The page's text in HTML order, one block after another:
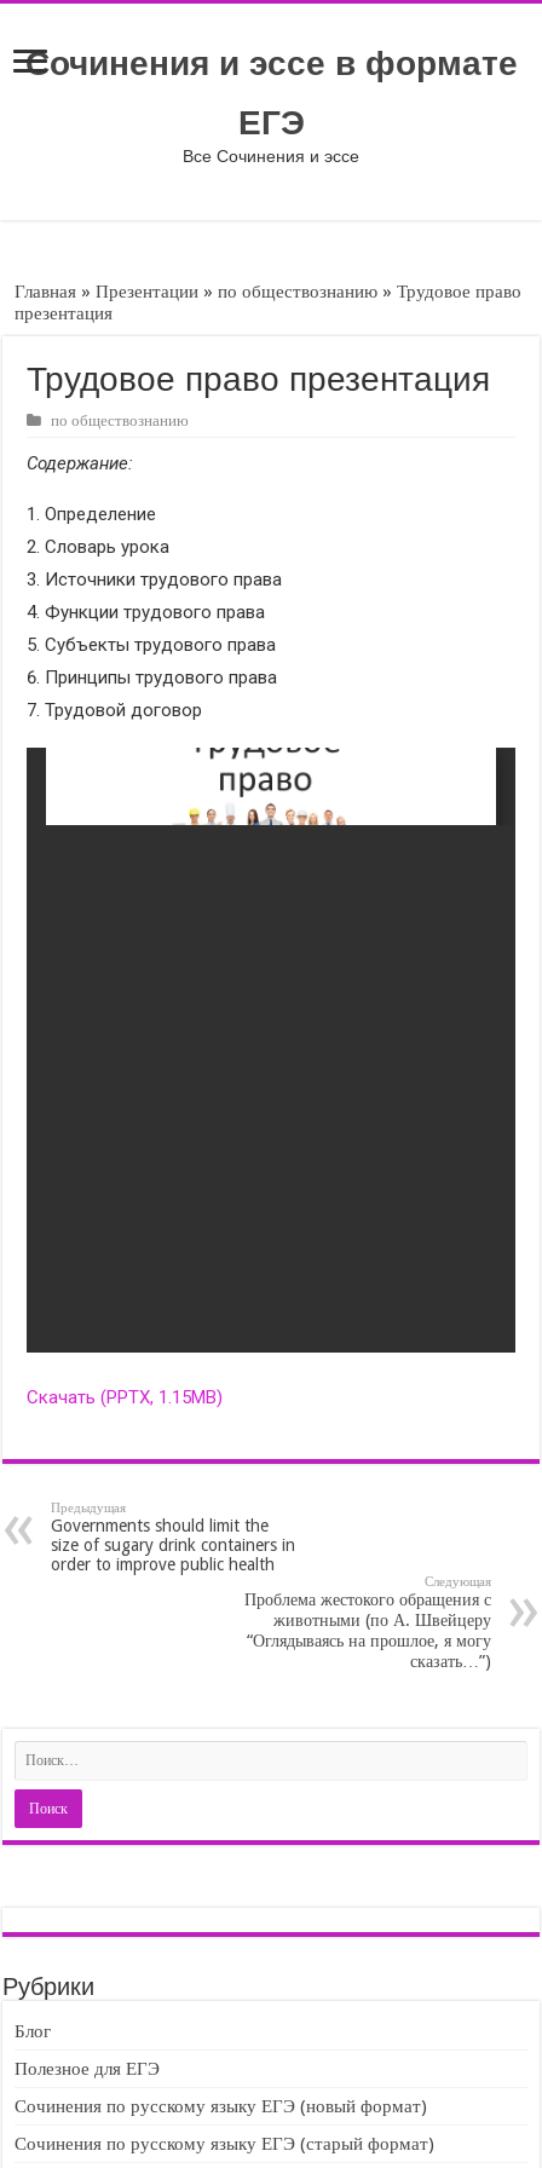
Сочинения и эссе в формате
ЕГЭ
Все Сочинения и эссе
Главная » Презентации » по обществознанию » Трудовое право
презентация
Трудовое право презентация
по обществознанию
Содержание:
Определение
Словарь урока
Источники трудового права
Функции трудового права
Субъекты трудового права
Принципы трудового права
Трудовой договор
Скачать (PPTX, 1.15MB)
Предыдущая
Governments should limit the
size of sugary drink containers in
order to improve public health
Следующая
Проблема жестокого обращения с
животными (по А. Швейцеру
“Оглядываясь на прошлое, я могу
сказать…”)
Рубрики
Блог
Полезное для ЕГЭ
Сочинения по русскому языку ЕГЭ (новый формат)
Сочинения по русскому языку ЕГЭ (старый формат)